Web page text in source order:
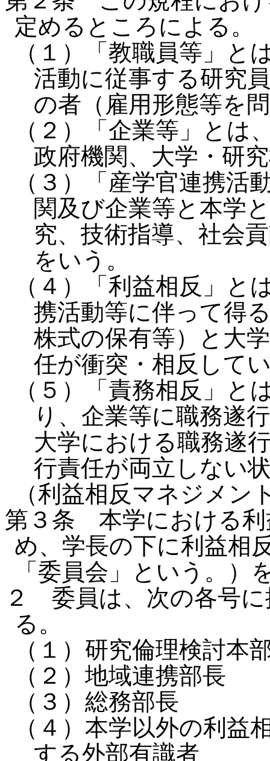
定めるところによる。
（１）「教職員等」と
活動に従事する研究
の者（雇用形態等を
（２）「企業等」とは
政府機関、大学・研
（３）「産学官連携活
関及び企業等と本学
究、技術指導、社会
をいう。
（４）「利益相反」と
携活動等に伴って得
株式の保有等）と大
任が衝突・相反して
（５）「責務相反」と
り、企業等に職務遂
大学における職務遂
行責任が両立しない
（利益相反マネジメン
第３条 本学における利
め、学長の下に利益相
「委員会」という。）
２ 委員は、次の各号
る。
（１）研究倫理検討本
（２）地域連携部長
（３）総務部長
（４）本学以外の利益
する外部有識者